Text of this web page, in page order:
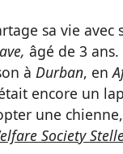
sa vie avec
âgé de 3
à Durban, en
encore un
une chienne,
Society